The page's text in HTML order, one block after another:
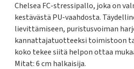
Chelsea FC-stressipallo, joka on
kestävästä PU-vaahdosta.
lievittämiseen, puristusvoiman
kannattajatuotteeksi toimistoon
koko tekee siitä helpon ottaa
Mitat: 6 cm halkaisija.